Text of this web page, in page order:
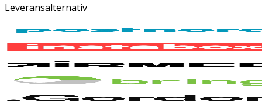
Leveransalternativ